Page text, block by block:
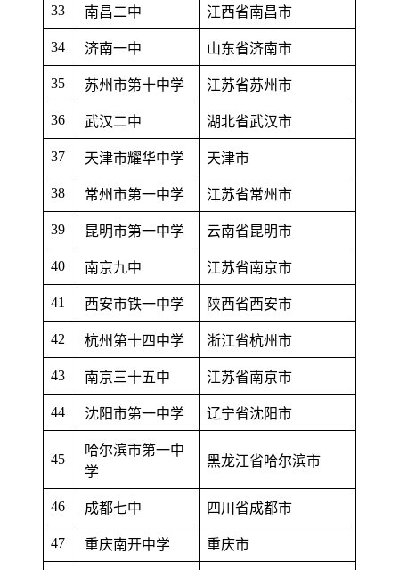
33 南昌二中 江西省南昌市
34 济南一中 山东省济南市
35 苏州市第十中学 江苏省苏州市
36 武汉二中 湖北省武汉市
37 天津市耀华中学 天津市
38 常州市第一中学 江苏省常州市
39 昆明市第一中学 云南省昆明市
40 南京九中 江苏省南京市
41 西安市铁一中学 陕西省西安市
42 杭州第十四中学 浙江省杭州市
43 南京三十五中 江苏省南京市
44 沈阳市第一中学 辽宁省沈阳市
45
哈尔滨市第一中
学
黑龙江省哈尔滨市
46 成都七中 四川省成都市
47 重庆南开中学 重庆市